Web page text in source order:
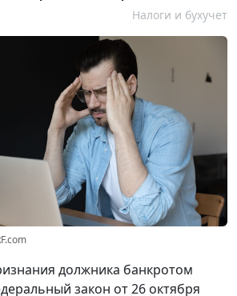
Налоги и бухучет
должника банкротом
закон от 26 октября